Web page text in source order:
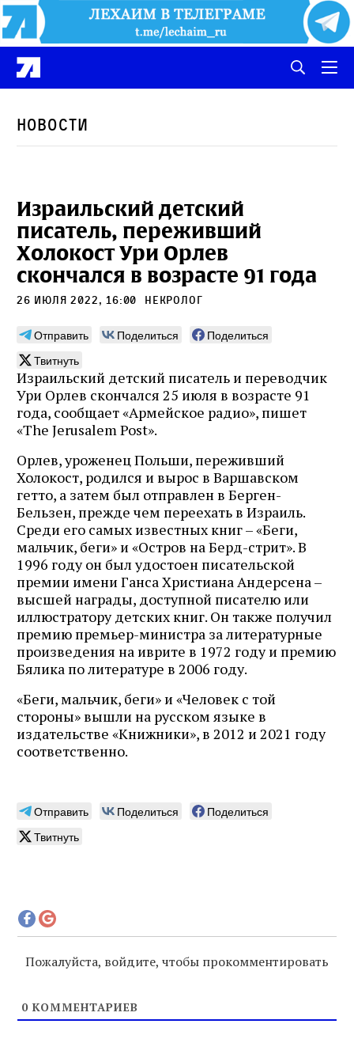
Новости
Израильский детский
писатель, переживший
Холокост Ури Орлев
скончался в возрасте 91 года
26 июля 2022, 16:00 некролог
Отправить Поделиться
Поделиться
Твитнуть
Израильский детский писатель и переводчик
Ури Орлев скончался 25 июля в возрасте 91
года, сообщает «Армейское радио», пишет
«The Jerusalem Post».
Орлев, уроженец Польши, переживший
Холокост, родился и вырос в Варшавском
гетто, а затем был отправлен в Берген-
Бельзен, прежде чем переехать в Израиль.
Среди его самых известных книг – «Беги,
мальчик, беги» и «Остров на Берд-стрит». В
1996 году он был удостоен писательской
премии имени Ганса Христиана Андерсена –
высшей награды, доступной писателю или
иллюстратору детских книг. Он также получил
премию премьер-министра за литературные
произведения на иврите в 1972 году и премию
Бялика по литературе в 2006 году.
«Беги, мальчик, беги» и «Человек с той
стороны» вышли на русском языке в
издательстве «Книжники», в 2012 и 2021 году
соответственно.
Отправить Поделиться
Поделиться
Твитнуть
Пожалуйста, войдите, чтобы прокомментировать
0 КОММЕНТАРИЕВ